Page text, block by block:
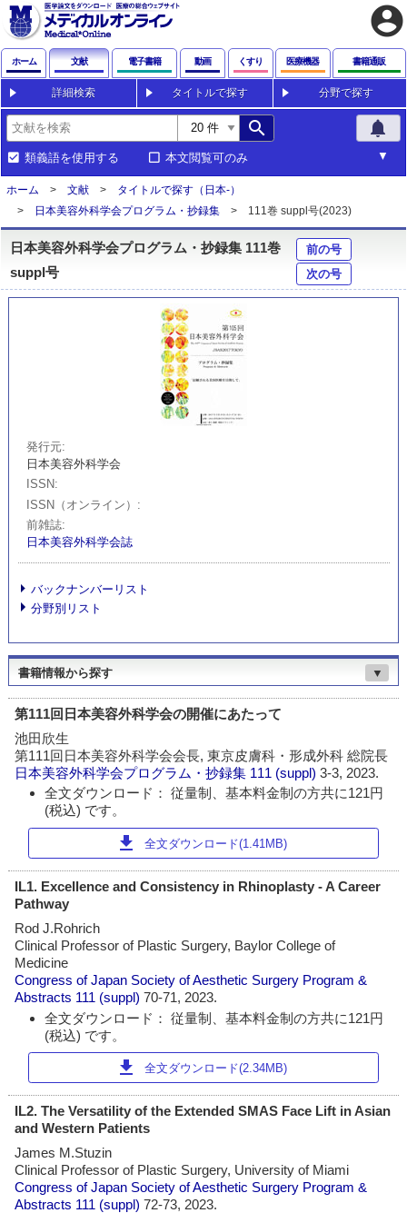
account_circle
ホーム 文献 電子書籍 動画 くすり 医療機器 書籍通販
詳細検索 タイトルで探す 分野で探す
search notifications
類義語を使用する 本文閲覧可のみ
ホーム 文献
タイトルで探す（日本-）
日本美容外科学会プログラム・抄録集
111巻 suppl号(2023)
日本美容外科学会プログラム・抄録集 111巻
suppl号
前の号
次の号
発行元
日本美容外科学会
ISSN
ISSN（オンライン）
前雑誌
日本美容外科学会誌
バックナンバーリスト
分野別リスト
書籍情報から探す ▼
第111回日本美容外科学会の開催にあたって
池田欣生
第111回日本美容外科学会会長, 東京皮膚科・形成外科 総院長
日本美容外科学会プログラム・抄録集 111 (suppl)3-3, 2023.
全文ダウンロード： 従量制、基本料金制の方共に121円
(税込) です。
download 全文ダウンロード(1.41MB)
IL1. Excellence and Consistency in Rhinoplasty - A Career
Pathway
Rod J.Rohrich
Clinical Professor of Plastic Surgery, Baylor College of
Medicine
Congress of Japan Society of Aesthetic Surgery Program &
Abstracts 111 (suppl)70-71, 2023.
全文ダウンロード： 従量制、基本料金制の方共に121円
(税込) です。
download 全文ダウンロード(2.34MB)
IL2. The Versatility of the Extended SMAS Face Lift in Asian
and Western Patients
James M.Stuzin
Clinical Professor of Plastic Surgery, University of Miami
Congress of Japan Society of Aesthetic Surgery Program &
Abstracts 111 (suppl)72-73, 2023.